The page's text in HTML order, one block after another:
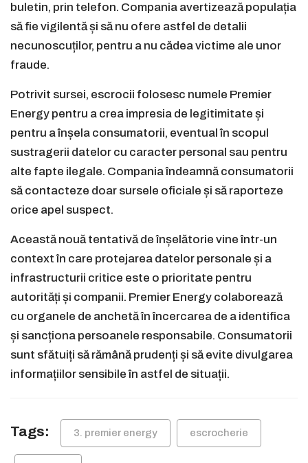
buletin, prin telefon. Compania avertizează populația
să fie vigilentă și să nu ofere astfel de detalii
necunoscuților, pentru a nu cădea victime ale unor
fraude.
Potrivit sursei, escrocii folosesc numele Premier
Energy pentru a crea impresia de legitimitate și
pentru a înșela consumatorii, eventual în scopul
sustragerii datelor cu caracter personal sau pentru
alte fapte ilegale. Compania îndeamnă consumatorii
să contacteze doar sursele oficiale și să raporteze
orice apel suspect.
Această nouă tentativă de înșelătorie vine într-un
context în care protejarea datelor personale și a
infrastructurii critice este o prioritate pentru
autorități și companii. Premier Energy colaborează
cu organele de anchetă în încercarea de a identifica
și sancționa persoanele responsabile. Consumatorii
sunt sfătuiți să rămână prudenți și să evite divulgarea
informațiilor sensibile în astfel de situații.
Tags: 3. premier energy escrocherie